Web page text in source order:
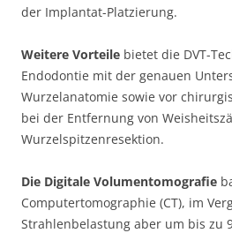
der Implantat-Platzierung.
Weitere Vorteile bietet die DVT-
Endodontie mit der genauen
Wurzelanatomie sowie vor
bei der Entfernung von
Wurzelspitzenresektion.
Die Digitale Volumentomografie
Computertomographie (CT), im
Strahlenbelastung aber um bis zu